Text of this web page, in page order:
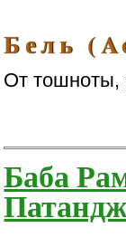
Бель
От тошноты,
Баба